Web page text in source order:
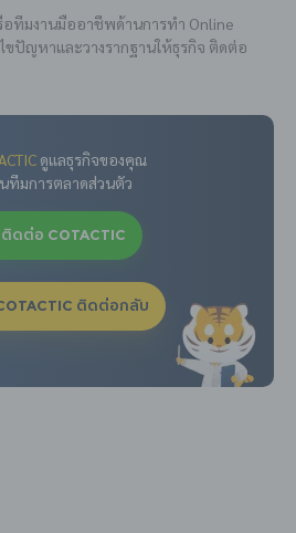
ทีมงานมืออาชีพด้านการทำ Online
ขปัญหาและวางรากฐานให้ธุรกิจ ติดต่อ
ดูแลธุรกิจของคุณ
ทีมการตลาดส่วนตัว
ติดต่อ COTACTIC
ติดต่อกลับ